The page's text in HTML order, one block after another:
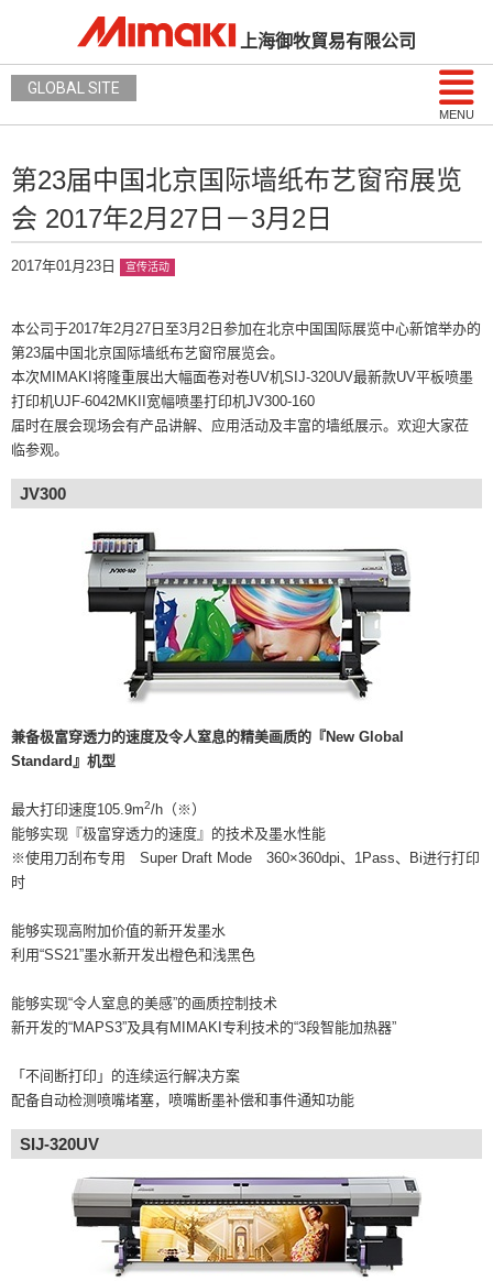
上海御牧貿易有限公司
MENU
GLOBAL SITE
第23届中国北京国际墙纸布艺窗帘展览
会 2017年2月27日－3月2日
2017年01月23日 宣传活动
本公司于2017年2月27日至3月2日参加在北京中国国际展览中心新馆举办的
第23届中国北京国际墙纸布艺窗帘展览会。
本次MIMAKI将隆重展出大幅面卷对卷UV机SIJ-320UV最新款UV平板喷墨
打印机UJF-6042MKII宽幅喷墨打印机JV300-160
届时在展会现场会有产品讲解、应用活动及丰富的墙纸展示。欢迎大家莅
临参观。
JV300
兼备极富穿透力的速度及令人窒息的精美画质的『New Global
Standard』机型
最大打印速度105.9m2/h（※）
能够实现『极富穿透力的速度』的技术及墨水性能
※使用刀刮布专用 Super Draft Mode 360×360dpi、1Pass、Bi进行打印
时
能够实现高附加价值的新开发墨水
利用“SS21”墨水新开发出橙色和浅黑色
能够实现“令人窒息的美感”的画质控制技术
新开发的“MAPS3”及具有MIMAKI专利技术的“3段智能加热器”
「不间断打印」的连续运行解决方案
配备自动检测喷嘴堵塞，喷嘴断墨补偿和事件通知功能
SIJ-320UV